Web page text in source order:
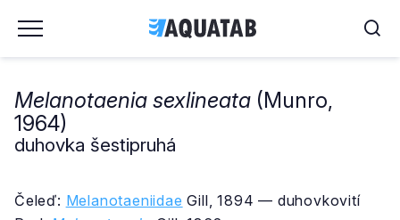
Melanotaenia sexlineata (Munro,
1964)
duhovka šestipruhá
Čeleď: Melanotaeniidae Gill, 1894 — duhovkovití